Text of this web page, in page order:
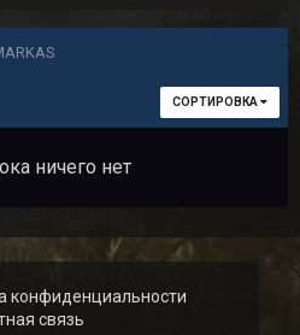
СОРТИРОВКА
ничего нет
конфиденциальности
связь